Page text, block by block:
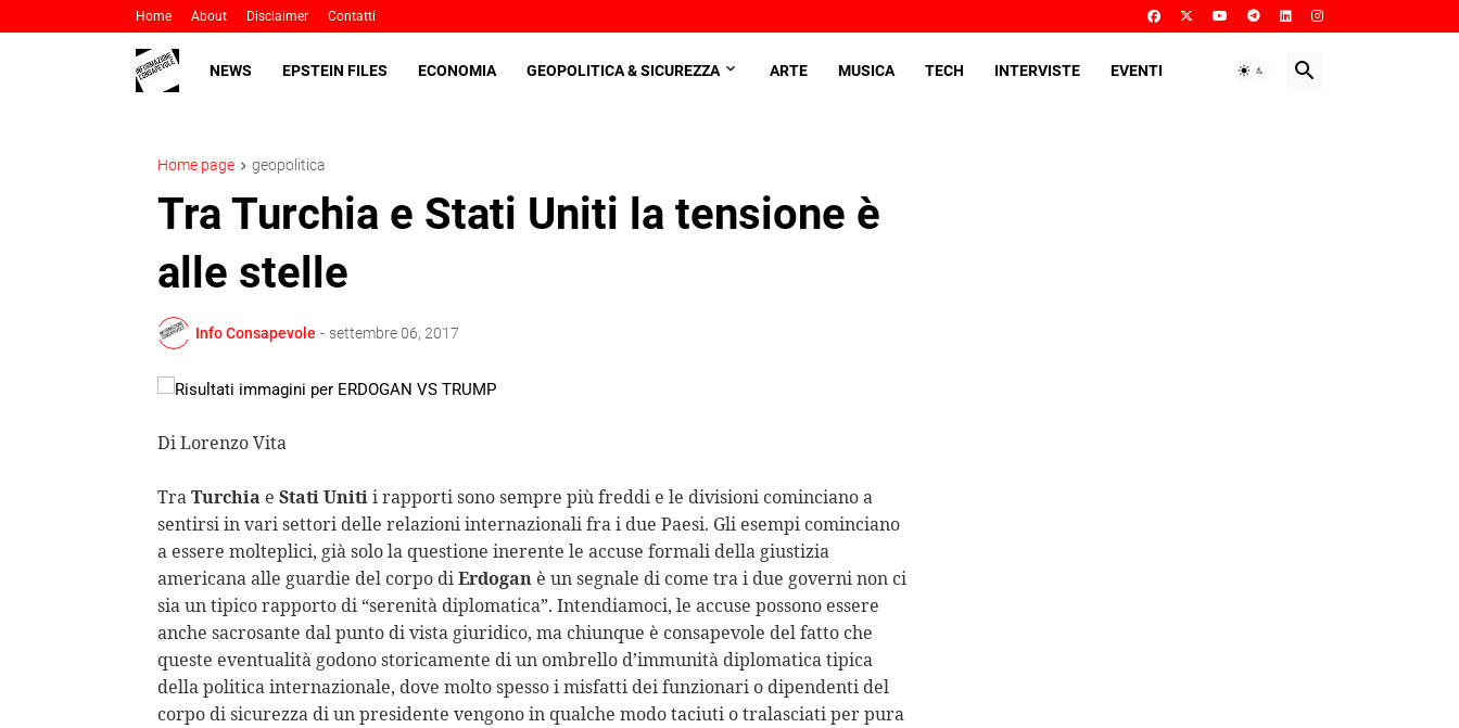
Home About Disclaimer Contatti
NEWS EPSTEIN FILES ECONOMIA GEOPOLITICA & SICUREZZA ARTE MUSICA TECH INTERVISTE EVENTI
Home page geopolitica
Tra Turchia e Stati Uniti la tensione è
alle stelle
Info Consapevole - settembre 06, 2017
Di Lorenzo Vita
TraTurchia e Stati Unitii rapporti sono sempre più freddi e le divisioni cominciano a
sentirsi in vari settori delle relazioni internazionali fra i due Paesi. Gli esempi cominciano
a essere molteplici, già solo la questione inerente le accuse formali della giustizia
americana alle guardie del corpo diErdogan è un segnale di come tra i due governi non ci
sia un tipico rapporto di “serenità diplomatica”. Intendiamoci, le accuse possono essere
anche sacrosante dal punto di vista giuridico, ma chiunque è consapevole del fatto che
queste eventualità godono storicamente di un ombrello d’immunità diplomatica tipica
della politica internazionale, dove molto spesso i misfatti dei funzionari o dipendenti del
corpo di sicurezza di un presidente vengono in qualche modo taciuti o tralasciati per pura